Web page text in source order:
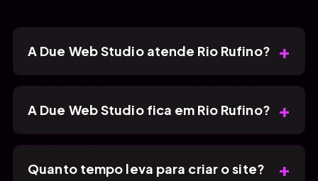
A Due Web Studio atende Rio Rufino? +
A Due Web Studio fica em Rio Rufino? +
Quanto tempo leva para criar o site? +